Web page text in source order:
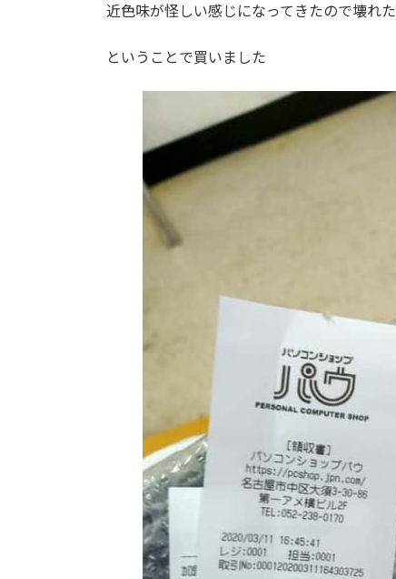
近色味が怪しい感じになってきたので壊れ
ということで買いました